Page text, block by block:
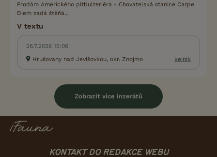
Prodám Amerického pitbulteriéra - Chovatelská stanice Carpe
Diem zadá štěňá...
V textu
26.7.2026 15:06
Hrušovany nad Jevišovkou, okr. Znojmo
keinik
Zobrazit více inzerátů
KONTAKT DO REDAKCE WEBU